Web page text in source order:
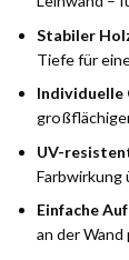
Stabiler
Tiefe für
Individuelle
UV-
Farbwirkung
Einfache
an der